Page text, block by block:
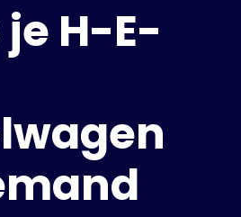
consumenten
scholen
HaalPlus+
Inloggen
je H-E-